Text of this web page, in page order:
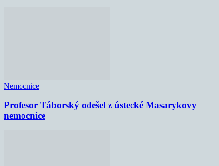
Nemocnice
Profesor Táborský odešel z ústecké Masarykovy
nemocnice